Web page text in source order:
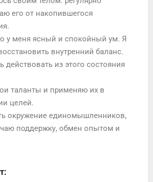
его от накопившегося
у меня ясный и спокойный ум. Я
внутренний баланс.
действовать из этого состояния
таланты и применяю их в
целей.
окружение единомышленников,
поддержку, обмен опытом и